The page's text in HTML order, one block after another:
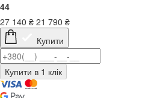
44
27 140 ₴ 21 790 ₴
Купити